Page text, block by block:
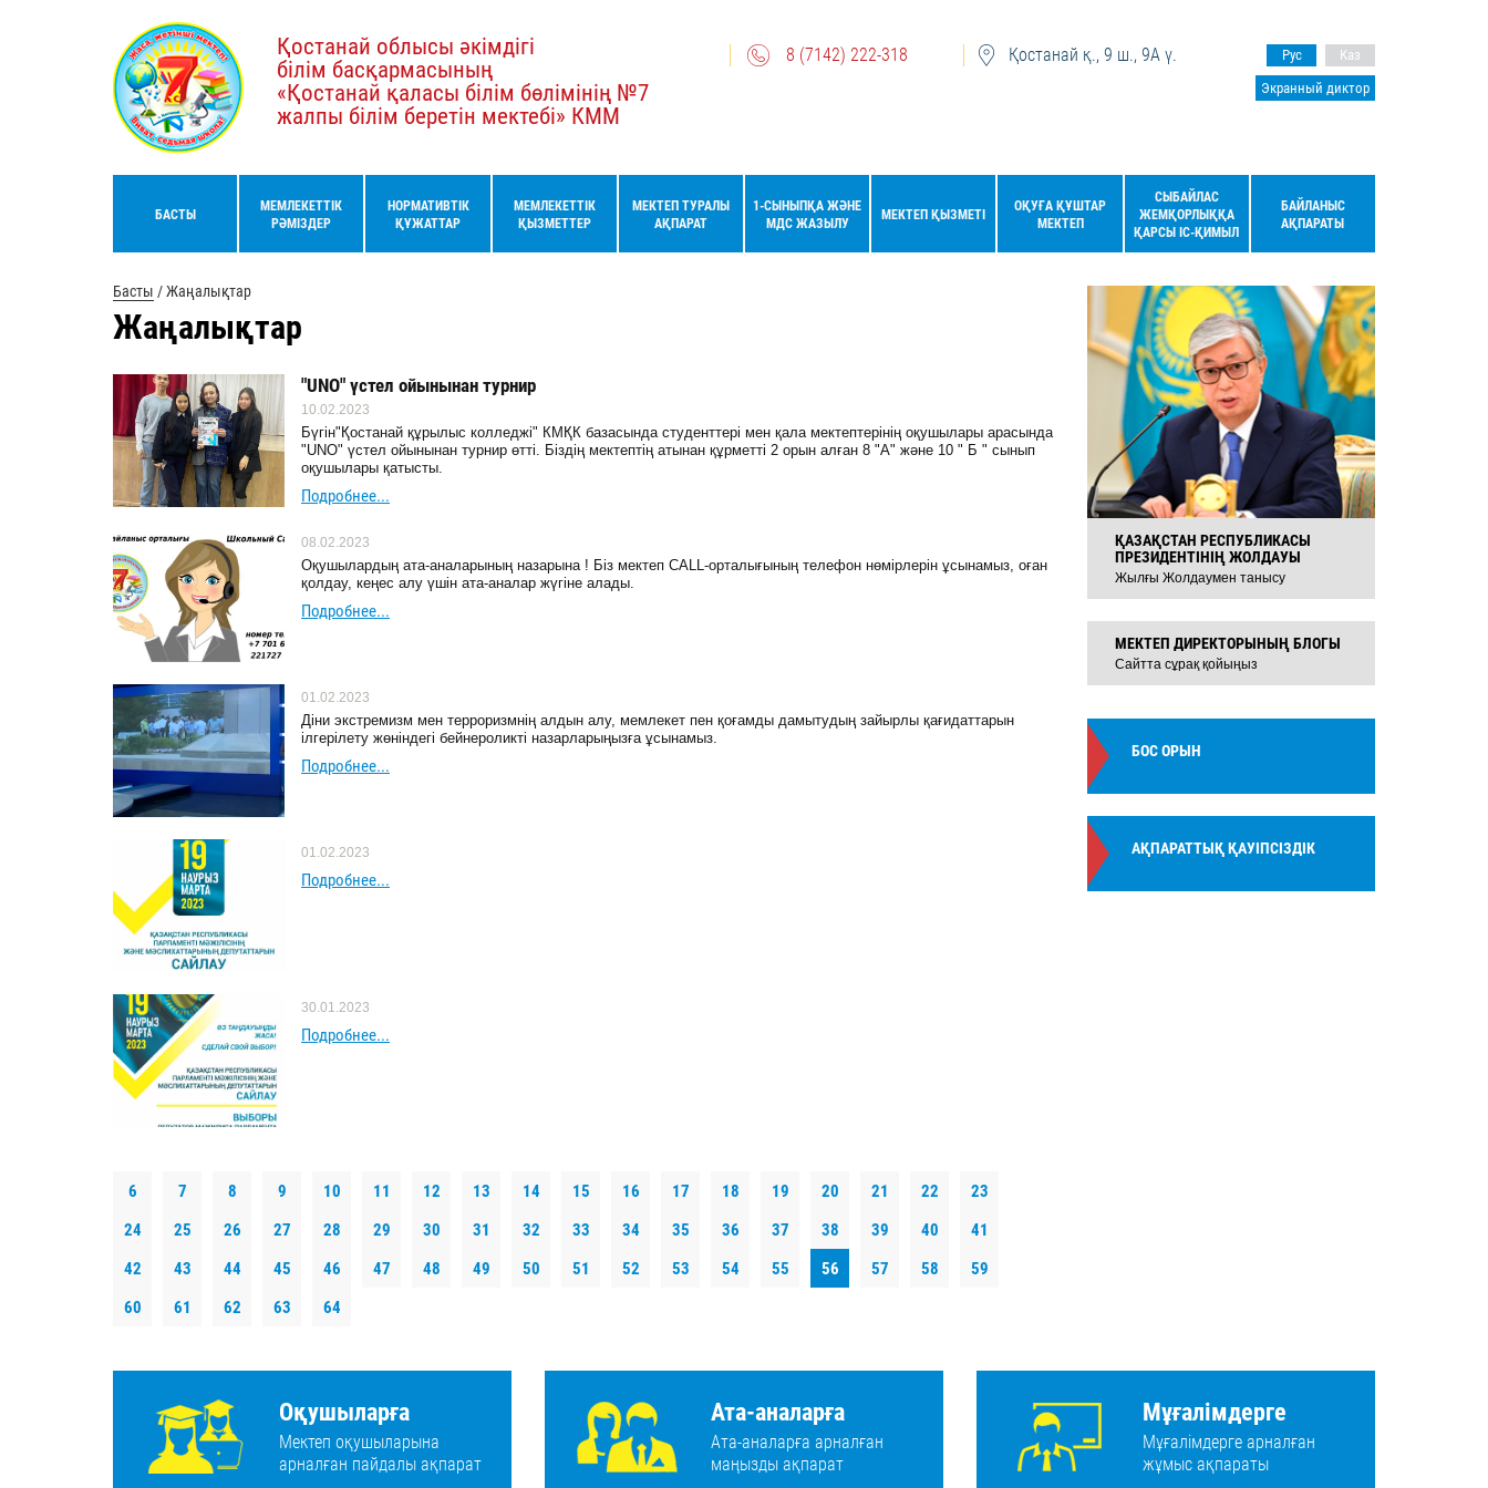
Қостанай облысы әкімдігі
білім басқармасының
«Қостанай қаласы білім бөлімінің №7
жалпы білім беретін мектебі» КММ
8 (7142) 222-318 Қостанай қ., 9 ш., 9А ү. Рус
Каз
Экранный диктор
БАСТЫ
МЕМЛЕКЕТТІК
РӘМІЗДЕР
НОРМАТИВТІК
ҚҰЖАТТАР
МЕМЛЕКЕТТІК
ҚЫЗМЕТТЕР
МЕКТЕП ТУРАЛЫ
АҚПАРАТ
1-СЫНЫПҚА ЖӘНЕ
МДС ЖАЗЫЛУ
МЕКТЕП ҚЫЗМЕТІ
ОҚУҒА ҚҰШТАР
МЕКТЕП
СЫБАЙЛАС
ЖЕМҚОРЛЫҚҚА
ҚАРСЫ ІС-ҚИМЫЛ
БАЙЛАНЫС
АҚПАРАТЫ
Басты /Жаңалықтар
Жаңалықтар
"UNO" үстел ойынынан турнир
10.02.2023
Бүгін"Қостанай құрылыс колледжі" КМҚК базасында студенттері мен қала мектептерінің оқушылары арасында
"UNO" үстел ойынынан турнир өтті. Біздің мектептің атынан құрметті 2 орын алған 8 "А" және 10 " Б " сынып
оқушылары қатысты.
Подробнее...
08.02.2023
Оқушылардың ата-аналарының назарына ! Біз мектеп CALL-орталығының телефон нөмірлерін ұсынамыз, оған
қолдау, кеңес алу үшін ата-аналар жүгіне алады.
Подробнее...
01.02.2023
Діни экстремизм мен терроризмнің алдын алу, мемлекет пен қоғамды дамытудың зайырлы қағидаттарын
ілгерілету жөніндегі бейнероликті назарларыңызға ұсынамыз.
Подробнее...
01.02.2023
Подробнее...
30.01.2023
Подробнее...
6 7 8 9 10 11 12 13 14 15 16 17 18 19 20 21 22
23
24
25 26 27 28 29 30 31 32 33 34 35 36 37 38 39 40
41
42
43 44 45 46 47 48 49 50 51 52 53 54 55 56 57 58
59
60
61 62 63 64
ҚАЗАҚСТАН РЕСПУБЛИКАСЫ
ПРЕЗИДЕНТІНІҢ ЖОЛДАУЫ
Жылғы Жолдаумен танысу
МЕКТЕП ДИРЕКТОРЫНЫҢ БЛОГЫ
Сайтта сұрақ қойыңыз
БОС ОРЫН
АҚПАРАТТЫҚ ҚАУІПСІЗДІК
Оқушыларға
Мектеп оқушыларына
арналған пайдалы ақпарат
Ата-аналарға
Ата-аналарға арналған
маңызды ақпарат
Мұғалімдерге
Мұғалімдерге арналған
жұмыс ақпараты